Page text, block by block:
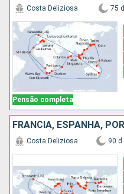
Pensão completa
Costa Deliziosa 75 d
Costa Deliziosa 90 d